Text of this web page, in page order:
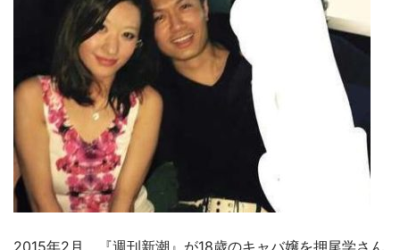
2015年2月、『週刊新潮』が18歳のキャバ嬢を押尾学さん